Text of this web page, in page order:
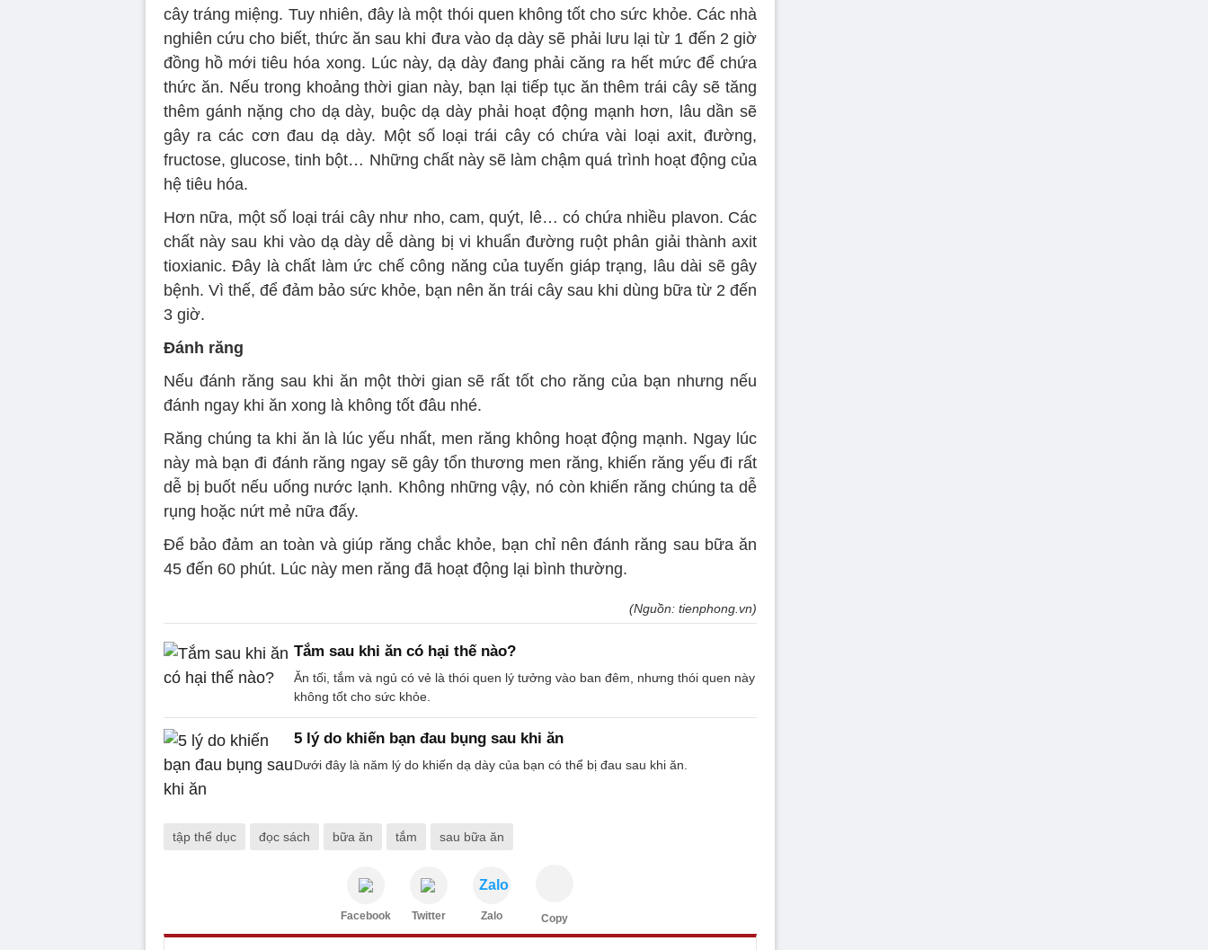
cây tráng miệng. Tuy nhiên, đây là một thói quen không tốt cho sức khỏe. Các nhà
nghiên cứu cho biết, thức ăn sau khi đưa vào dạ dày sẽ phải lưu lại từ 1 đến 2 giờ
đồng hồ mới tiêu hóa xong. Lúc này, dạ dày đang phải căng ra hết mức để chứa
thức ăn. Nếu trong khoảng thời gian này, bạn lại tiếp tục ăn thêm trái cây sẽ tăng
thêm gánh nặng cho dạ dày, buộc dạ dày phải hoạt động mạnh hơn, lâu dần sẽ
gây ra các cơn đau dạ dày. Một số loại trái cây có chứa vài loại axit, đường,
fructose, glucose, tinh bột… Những chất này sẽ làm chậm quá trình hoạt động của
hệ tiêu hóa.
Hơn nữa, một số loại trái cây như nho, cam, quýt, lê… có chứa nhiều plavon. Các
chất này sau khi vào dạ dày dễ dàng bị vi khuẩn đường ruột phân giải thành axit
tioxianic. Đây là chất làm ức chế công năng của tuyến giáp trạng, lâu dài sẽ gây
bệnh. Vì thế, để đảm bảo sức khỏe, bạn nên ăn trái cây sau khi dùng bữa từ 2 đến
3 giờ.
Đánh răng
Nếu đánh răng sau khi ăn một thời gian sẽ rất tốt cho răng của bạn nhưng nếu
đánh ngay khi ăn xong là không tốt đâu nhé.
Răng chúng ta khi ăn là lúc yếu nhất, men răng không hoạt động mạnh. Ngay lúc
này mà bạn đi đánh răng ngay sẽ gây tổn thương men răng, khiến răng yếu đi rất
dễ bị buốt nếu uống nước lạnh. Không những vậy, nó còn khiến răng chúng ta dễ
rụng hoặc nứt mẻ nữa đấy.
Để bảo đảm an toàn và giúp răng chắc khỏe, bạn chỉ nên đánh răng sau bữa ăn
45 đến 60 phút. Lúc này men răng đã hoạt động lại bình thường.
(Nguồn: tienphong.vn)
Tắm sau khi ăn có hại thế nào?
Ăn tối, tắm và ngủ có vẻ là thói quen lý tưởng vào ban đêm, nhưng thói quen này
không tốt cho sức khỏe.
5 lý do khiến bạn đau bụng sau khi ăn
Dưới đây là năm lý do khiến dạ dày của bạn có thể bị đau sau khi ăn.
tập thể dục đọc sách bữa ăn tắm sau bữa ăn
Facebook Twitter
Zalo
Zalo Copy